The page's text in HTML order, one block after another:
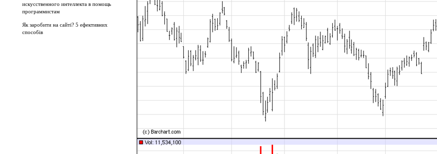
искусственного интеллекта в помощь
программистам
Як заробити на сайті? 5 ефективних
способів